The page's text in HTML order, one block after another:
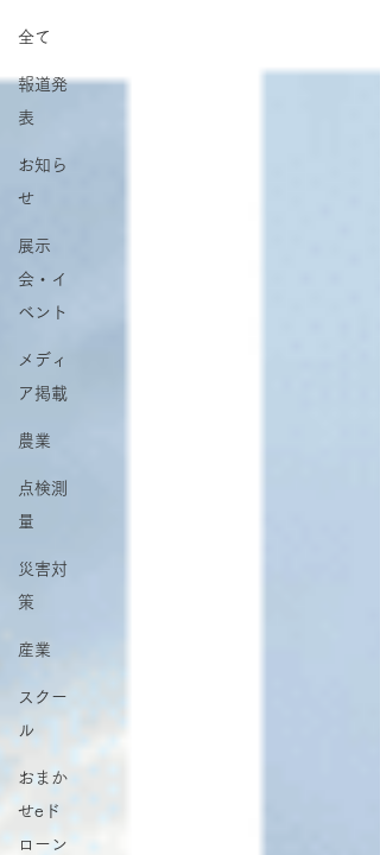
全て
報道発
表
お知ら
せ
展示
会・イ
ベント
メディ
ア掲載
農業
点検測
量
災害対
策
産業
スクー
ル
おまか
せeド
ローン